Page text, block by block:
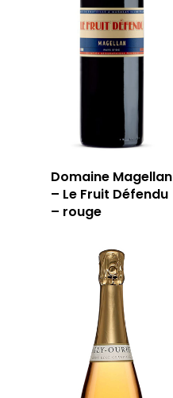
Domaine Magellan
– Le Fruit Défendu
– rouge